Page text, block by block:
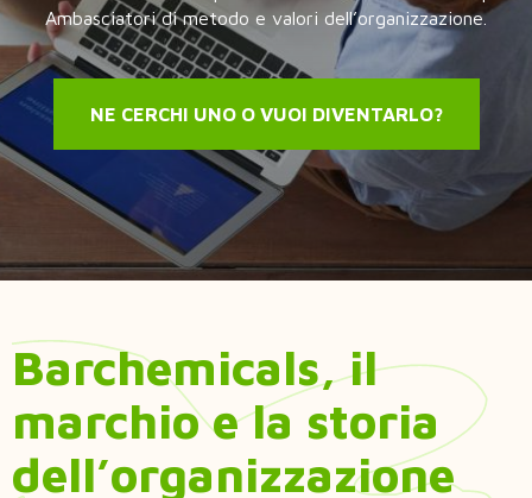
Ambasciatori di metodo e valori dell’organizzazione.
NE CERCHI UNO O VUOI DIVENTARLO?
Barchemicals, il
marchio e la storia
dell’organizzazione